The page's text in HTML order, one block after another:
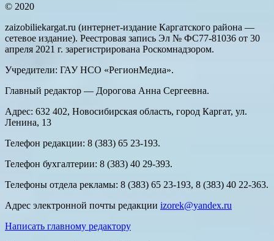
© 2020
zaizobiliekargat.ru (интернет-издание Каргатского района —
сетевое издание). Реестровая запись Эл № ФС77-81036 от 30
апреля 2021 г. зарегистрирована Роскомнадзором.
Учредители: ГАУ НСО «РегионМедиа».
Главный редактор — Дорогова Анна Сергеевна.
Адрес: 632 402, Новосибирская область, город Каргат, ул.
Ленина, 13
Телефон редакции: 8 (383) 65 23-193.
Телефон бухгалтерии: 8 (383) 40 29-393.
Телефоны отдела рекламы: 8 (383) 65 23-193, 8 (383) 40 22-363.
Адрес электронной почты редакции izorek@yandex.ru
Написать главному редактору